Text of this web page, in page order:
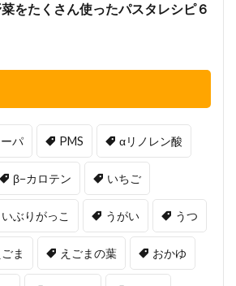
をたくさん使ったパスタレシピ６
パ PMS αリノレン酸
β−カロテン いちご
いぶりがっこ うがい うつ
ま えごまの葉 おかゆ